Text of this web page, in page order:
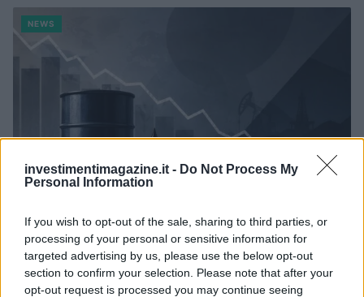
investimentimagazine.it - Do Not Process My
Personal Information
If you wish to opt-out of the sale, sharing to third parties, or
processing of your personal or sensitive information for
targeted advertising by us, please use the below opt-out
section to confirm your selection. Please note that after your
opt-out request is processed you may continue seeing
NEWS
Petrolio in calo: Brent a 88.9 dollari, ribassi diffusi tra le
materie prime
Andrea Innocenti · 6 Ago 2026